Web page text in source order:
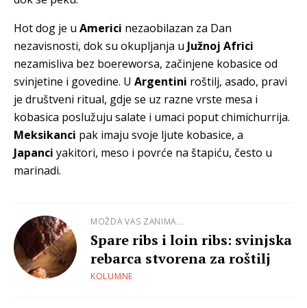
Hot dog je u Americi nezaobilazan za Dan
nezavisnosti, dok su okupljanja u Južnoj Africi
nezamisliva bez boereworsa, začinjene kobasice od
svinjetine i govedine. U Argentini roštilj, asado, pravi
je društveni ritual, gdje se uz razne vrste mesa i
kobasica poslužuju salate i umaci poput chimichurrija.
Meksikanci pak imaju svoje ljute kobasice, a
Japanci yakitori, meso i povrće na štapiću, često u
marinadi.
MOŽDA VAS ZANIMA...
Spare ribs i loin ribs: svinjska
rebarca stvorena za roštilj
KOLUMNE